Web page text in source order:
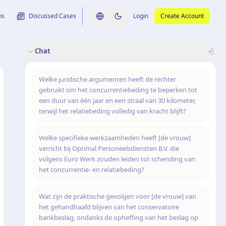
Discussed Cases Switch language
Switch to dark theme
Login Create Account
uitspraak
Chat
Welke juridische argumenten heeft de rechter
gebruikt om het concurrentiebeding te beperken tot
een duur van één jaar en een straal van 30 kilometer,
terwijl het relatiebeding volledig van kracht blijft?
Welke specifieke werkzaamheden heeft [de vrouw]
verricht bij Optimal Personeelsdiensten B.V. die
volgens Euro Werk zouden leiden tot schending van
het concurrentie- en relatiebeding?
Wat zijn de praktische gevolgen voor [de vrouw] van
het gehandhaafd blijven van het conservatoire
bankbeslag, ondanks de opheffing van het beslag op